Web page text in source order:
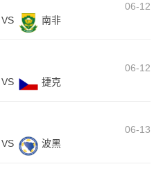
06-12
VS 南非
06-12
VS 捷克
06-13
VS 波黑